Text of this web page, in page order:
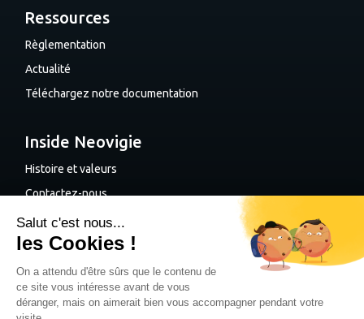
Ressources
Règlementation
Actualité
Téléchargez notre documentation
Inside Neovigie
Histoire et valeurs
Contactez-nous
Planifiez une démo